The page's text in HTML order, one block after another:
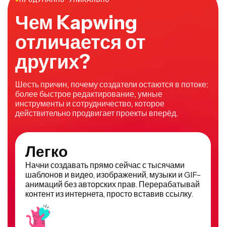
Чем Kapwing
отличается от
других?
Шесть причин, почему создатели остаются в потоке:
более быстрое редактирование, умные
инструменты и сотрудничество, которое
действительно продвигает проекты вперёд.
Легко
Начни создавать прямо сейчас с тысячами
шаблонов и видео, изображений, музыки и GIF-
анимаций без авторских прав. Перерабатывай
контент из интернета, просто вставив ссылку.